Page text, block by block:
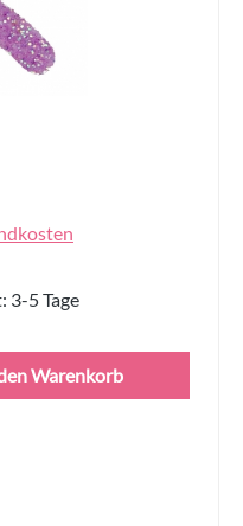
3-5 Tage
gewünschten
Warenkorb